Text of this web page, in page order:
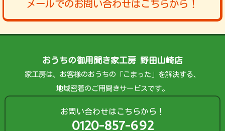
メールでのお問い合わせはこちらから！
おうちの御用聞き家工房 野田山崎店
家工房は、お客様のおうちの「こまった」を解決する、
地域密着のご用聞きサービスです。
お問い合わせはこちらから！
0120-857-692